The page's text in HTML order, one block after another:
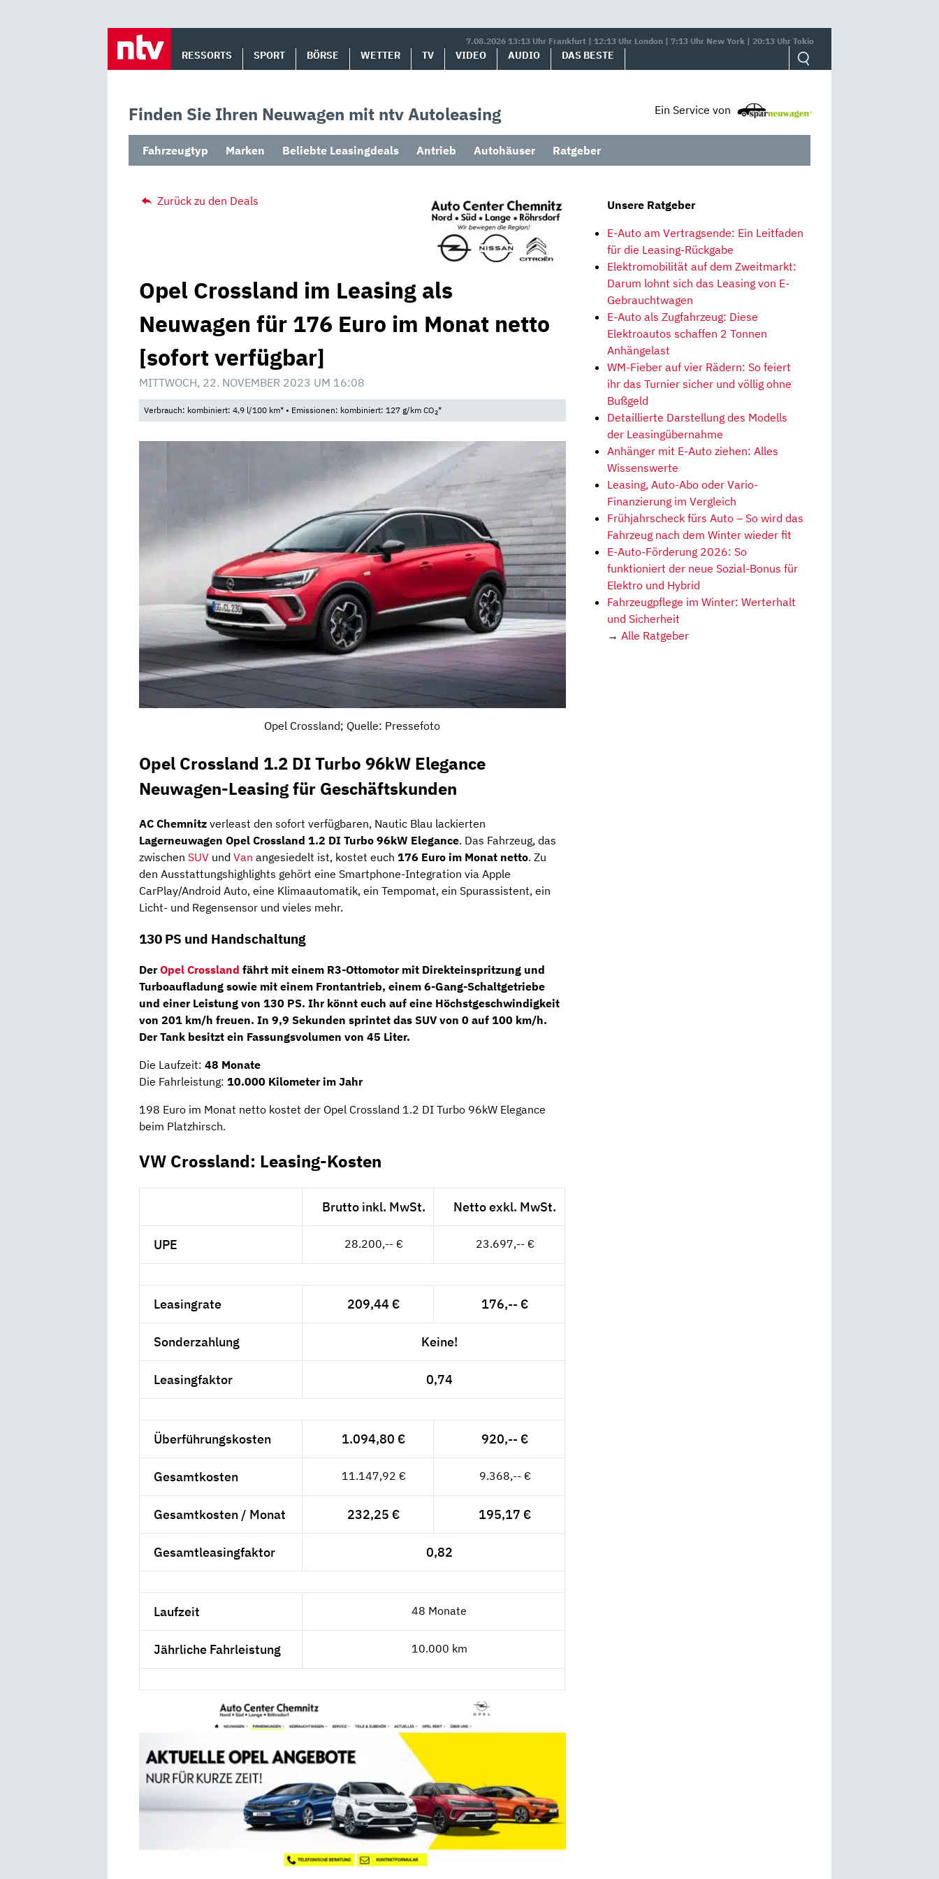
7.08.2026 13:13 Uhr Frankfurt | 12:13 Uhr London | 7:13 Uhr New York | 20:13 Uhr Tokio
RESSORTS SPORT BÖRSE WETTER TV VIDEO AUDIO DAS BESTE
Finden Sie Ihren Neuwagen mit ntv Autoleasing Ein Service von
Fahrzeugtyp Marken Beliebte Leasingdeals Antrieb Autohäuser Ratgeber
Zurück zu den Deals
Opel Crossland im Leasing als
Neuwagen für 176 Euro im Monat netto
[sofort verfügbar]
MITTWOCH, 22. NOVEMBER 2023 UM 16:08
Verbrauch: kombiniert: 4,9 l/100 km* • Emissionen: kombiniert: 127 g/km CO2*
Opel Crossland; Quelle: Pressefoto
Opel Crossland 1.2 DI Turbo 96kW Elegance
Neuwagen-Leasing für Geschäftskunden
AC Chemnitz verleast den sofort verfügbaren, Nautic Blau lackierten
Lagerneuwagen Opel Crossland 1.2 DI Turbo 96kW Elegance. Das Fahrzeug, das
zwischen SUV und Van angesiedelt ist, kostet euch 176 Euro im Monat netto. Zu
den Ausstattungshighlights gehört eine Smartphone-Integration via Apple
CarPlay/Android Auto, eine Klimaautomatik, ein Tempomat, ein Spurassistent, ein
Licht- und Regensensor und vieles mehr.
130 PS und Handschaltung
DerOpel Crossland fährt mit einem R3-Ottomotormit Direkteinspritzung und
Turboaufladung sowie mit einem Frontantrieb, einem 6-Gang-Schaltgetriebe
und einer Leistung von 130 PS. Ihr könnt euch auf eine Höchstgeschwindigkeit
von 201 km/h freuen. In 9,9 Sekunden sprintet das SUV von 0 auf 100 km/h.
Der Tank besitzt ein Fassungsvolumen von 45 Liter.
Die Laufzeit: 48 Monate
Die Fahrleistung: 10.000 Kilometer im Jahr
198 Euro im Monat netto kostet der Opel Crossland 1.2 DI Turbo 96kW Elegance
beim Platzhirsch.
VW Crossland: Leasing-Kosten
Brutto inkl. MwSt. Netto exkl. MwSt.
UPE 28.200,-- € 23.697,-- €
Leasingrate 209,44 € 176,-- €
Sonderzahlung Keine!
Leasingfaktor 0,74
Überführungskosten 1.094,80 € 920,-- €
Gesamtkosten 11.147,92 € 9.368,-- €
Gesamtkosten / Monat 232,25 € 195,17 €
Gesamtleasingfaktor 0,82
Laufzeit 48 Monate
Jährliche Fahrleistung 10.000 km
Unsere Ratgeber
E-Auto am Vertragsende: Ein Leitfaden
für die Leasing-Rückgabe
Elektromobilität auf dem Zweitmarkt:
Darum lohnt sich das Leasing von E-
Gebrauchtwagen
E-Auto als Zugfahrzeug: Diese
Elektroautos schaffen 2 Tonnen
Anhängelast
WM-Fieber auf vier Rädern: So feiert
ihr das Turnier sicher und völlig ohne
Bußgeld
Detaillierte Darstellung des Modells
der Leasingübernahme
Anhänger mit E-Auto ziehen: Alles
Wissenswerte
Leasing, Auto-Abo oder Vario-
Finanzierung im Vergleich
Frühjahrscheck fürs Auto – So wird das
Fahrzeug nach dem Winter wieder fit
E-Auto-Förderung 2026: So
funktioniert der neue Sozial-Bonus für
Elektro und Hybrid
Fahrzeugpflege im Winter: Werterhalt
und Sicherheit
→ Alle Ratgeber